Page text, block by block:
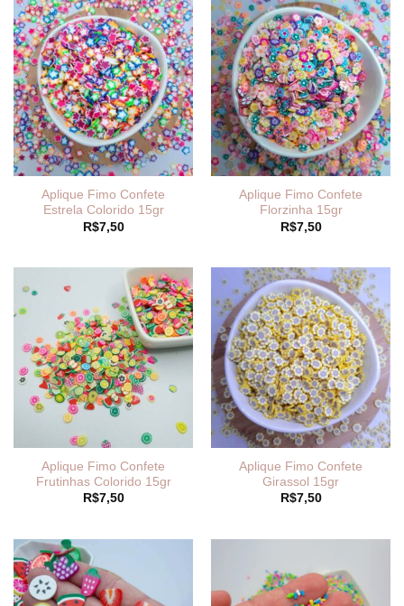
Aplique Fimo Confete
Estrela Colorido 15gr
R$7,50
Aplique Fimo Confete
Florzinha 15gr
R$7,50
Aplique Fimo Confete
Frutinhas Colorido 15gr
R$7,50
Aplique Fimo Confete
Girassol 15gr
R$7,50